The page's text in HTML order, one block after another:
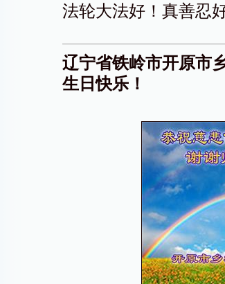
法轮大法好！真善忍
辽宁省铁岭市开原市
生日快乐！